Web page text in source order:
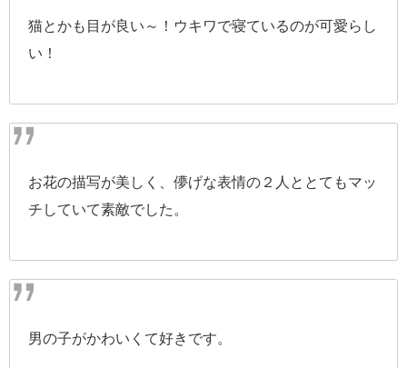
猫とかも目が良い～！ウキワで寝ているのが可愛らし
い！
お花の描写が美しく、儚げな表情の２人ととてもマッ
チしていて素敵でした。
男の子がかわいくて好きです。